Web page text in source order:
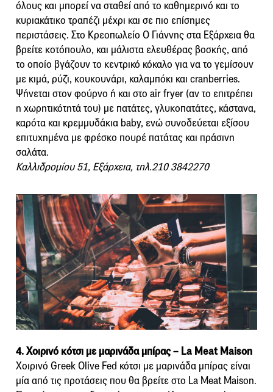
όλους και μπορεί να σταθεί από το καθημερινό και το
κυριακάτικο τραπέζι μέχρι και σε πιο επίσημες
περιστάσεις. Στο Κρεοπωλείο Ο Γιάννης στα Εξάρχεια θα
βρείτε κοτόπουλο, και μάλιστα ελευθέρας βοσκής, από
το οποίο βγάζουν το κεντρικό κόκαλο για να το γεμίσουν
με κιμά, ρύζι, κουκουνάρι, καλαμπόκι και cranberries.
Ψήνεται στον φούρνο ή και στο air fryer (αν το επιτρέπει
η χωρητικότητά του) με πατάτες, γλυκοπατάτες, κάστανα,
καρότα και κρεμμυδάκια baby, ενώ συνοδεύεται εξίσου
επιτυχημένα με φρέσκο πουρέ πατάτας και πράσινη
σαλάτα.
Καλλιδρομίου 51, Εξάρχεια, τηλ.210 3842270
4. Χοιρινό κότσι με μαρινάδα μπίρας – La Meat Maison
Χοιρινό Greek Olive Fed κότσι με μαρινάδα μπίρας είναι
μία από τις προτάσεις που θα βρείτε στο La Meat Maison.